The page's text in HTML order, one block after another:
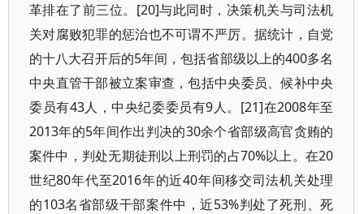
革排在了前三位。[20]与此同时，决策机关与司法机
关对腐败犯罪的惩治也不可谓不严厉。据统计，自党
的十八大召开后的5年间，包括省部级以上的400多名
中央直管干部被立案审查，包括中央委员、候补中央
委员有43人，中央纪委委员有9人。[21]在2008年至
2013年的5年间作出判决的30余个省部级高官贪贿的
案件中，判处无期徒刑以上刑罚的占70%以上。在20
世纪80年代至2016年的近40年间移交司法机关处理
的103名省部级干部案件中，近53%判处了死刑、死